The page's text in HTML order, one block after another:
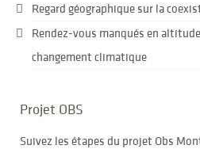
Regard géographique sur la
Rendez-vous manqués en
changement climatique
Projet OBS
Suivez les étapes du projet Obs